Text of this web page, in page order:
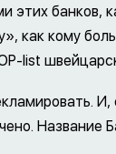
этих банков,
как кому
list
Название